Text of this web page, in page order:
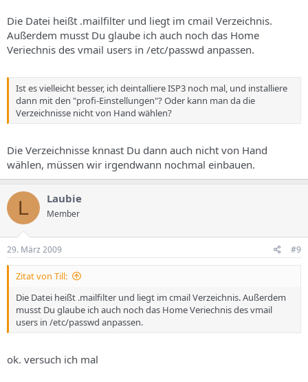
Die Datei heißt .mailfilter und liegt im cmail Verzeichnis.
Außerdem musst Du glaube ich auch noch das Home
Veriechnis des vmail users in /etc/passwd anpassen.
Ist es vielleicht besser, ich deintalliere ISP3 noch mal, und installiere
dann mit den "profi-Einstellungen"? Oder kann man da die
Verzeichnisse nicht von Hand wählen?
Die Verzeichnisse knnast Du dann auch nicht von Hand
wählen, müssen wir irgendwann nochmal einbauen.
L Laubie
Member
29. März 2009 #9
Zitat von Till:
Die Datei heißt .mailfilter und liegt im cmail Verzeichnis. Außerdem
musst Du glaube ich auch noch das Home Veriechnis des vmail
users in /etc/passwd anpassen.
ok. versuch ich mal